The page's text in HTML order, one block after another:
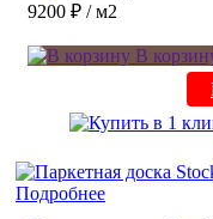
9200 ₽ / м2
В
Подробнее